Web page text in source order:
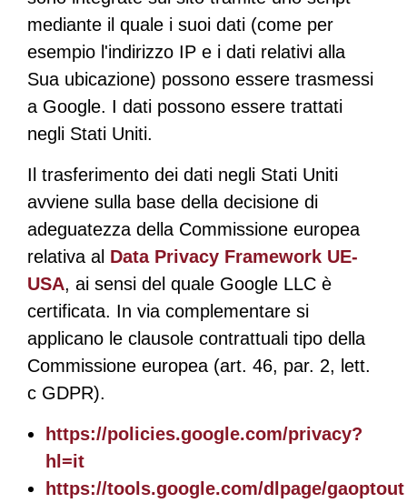
mediante il quale i suoi dati (come per
esempio l'indirizzo IP e i dati relativi alla
Sua ubicazione) possono essere trasmessi
a Google. I dati possono essere trattati
negli Stati Uniti.
Il trasferimento dei dati negli Stati Uniti
avviene sulla base della decisione di
adeguatezza della Commissione europea
relativa al Data Privacy Framework UE-
USA, ai sensi del quale Google LLC è
certificata. In via complementare si
applicano le clausole contrattuali tipo della
Commissione europea (art. 46, par. 2, lett.
c GDPR).
https://policies.google.com/privacy?
hl=it
https://tools.google.com/dlpage/gaoptout